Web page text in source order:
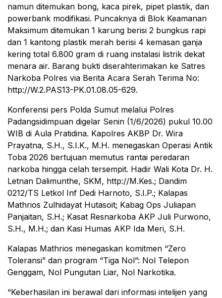
namun ditemukan bong, kaca pirek, pipet plastik, dan
powerbank modifikasi. Puncaknya di Blok Keamanan
Maksimum ditemukan 1 karung berisi 2 bungkus rapi
dan 1 kantong plastik merah berisi 4 kemasan ganja
kering total 6.800 gram di ruang instalasi listrik dekat
menara air. Barang bukti diserahterimakan ke Satres
Narkoba Polres via Berita Acara Serah Terima No:
http://W.2.PAS13-PK.01.08.05-629.
Konferensi pers Polda Sumut melalui Polres
Padangsidimpuan digelar Senin (1/6/2026) pukul 10.00
WIB di Aula Pratidina. Kapolres AKBP Dr. Wira
Prayatna, S.H., S.I.K., M.H. menegaskan Operasi Antik
Toba 2026 bertujuan memutus rantai peredaran
narkoba hingga celah tersempit. Hadir Wali Kota Dr. H.
Letnan Dalimunthe, SKM, http://M.Kes.; Dandim
0212/TS Letkol Inf Dedi Harnoto, S.I.P.; Kalapas
Mathrios Zulhidayat Hutasoit; Kabag Ops Juliapan
Panjaitan, S.H.; Kasat Resnarkoba AKP Juli Purwono,
S.H., M.H.; dan Kasi Humas AKP Ida Meri, S.H.
Kalapas Mathrios menegaskan komitmen “Zero
Toleransi” dan program “Tiga Nol”: Nol Telepon
Genggam, Nol Pungutan Liar, Nol Narkotika.
“Keberhasilan ini berawal dari informasi intelijen yang